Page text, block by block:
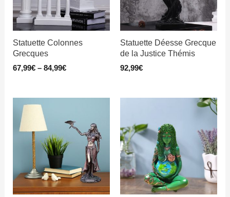
Statuette Colonnes
Grecques
67,99€ –84,99€
Statuette Déesse Grecque
de la Justice Thémis
92,99€